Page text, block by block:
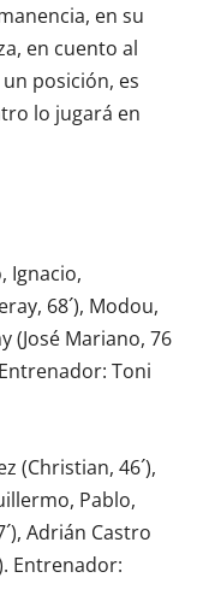
en su
en cuento al
posición, es
lo jugará en
Ignacio,
68´), Modou,
(José Mariano, 76
Toni
(Christian, 46´),
Pablo,
Adrián Castro
Entrenador: